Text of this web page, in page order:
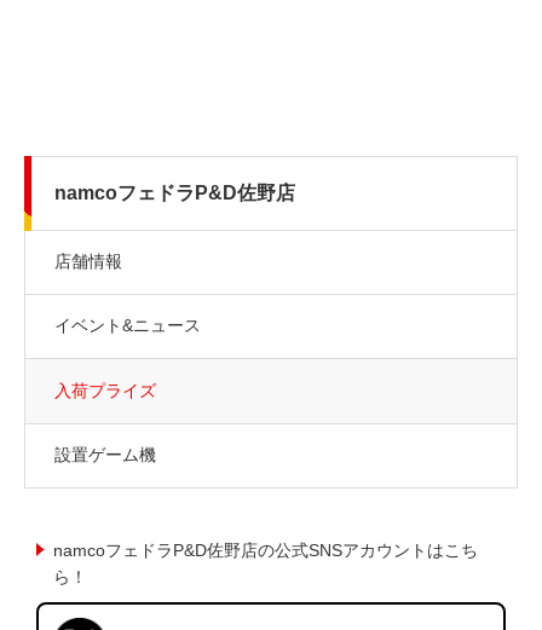
namcoフェドラP&D佐野店
店舗情報
イベント&ニュース
入荷プライズ
設置ゲーム機
namcoフェドラP&D佐野店の公式SNSアカウントはこち
ら！